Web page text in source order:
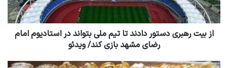
از بیت رهبری دستور دادند تا تیم ملی بتواند در استادیوم امام
رضای مشهد بازی کند/ ویدئو